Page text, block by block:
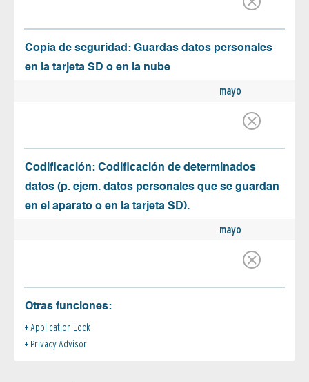
Copia de seguridad: Guardas datos personales
en la tarjeta SD o en la nube
mayo
Codificación: Codificación de determinados
datos (p. ejem. datos personales que se guardan
en el aparato o en la tarjeta SD).
mayo
Otras funciones:
Application Lock
Privacy Advisor